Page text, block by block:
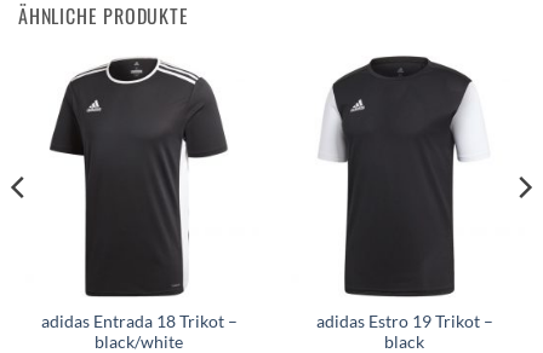
ÄHNLICHE PRODUKTE
adidas Entrada 18 Trikot –
black/white
adidas Estro 19 Trikot –
black